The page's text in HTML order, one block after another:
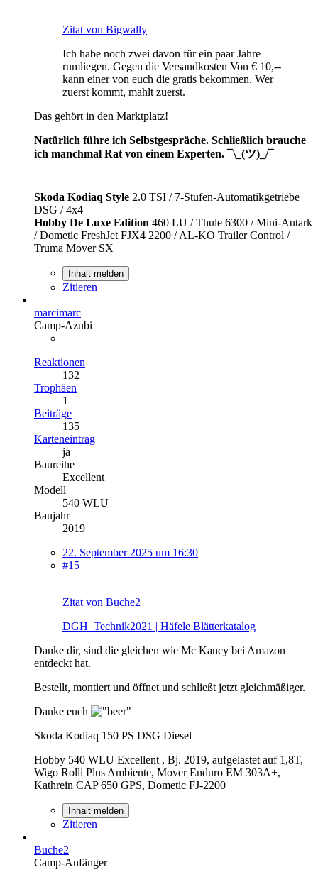
Zitat von Bigwally
Ich habe noch zwei davon für ein paar Jahre
rumliegen. Gegen die Versandkosten Von € 10,--
kann einer von euch die gratis bekommen. Wer
zuerst kommt, mahlt zuerst.
Das gehört in den Marktplatz!
Natürlich führe ich Selbstgespräche. Schließlich brauche
ich manchmal Rat von einem Experten. ¯\_(ツ)_/¯
Skoda Kodiaq Style 2.0 TSI / 7-Stufen-Automatikgetriebe
DSG / 4x4
Hobby De Luxe Edition 460 LU / Thule 6300 / Mini-Autark
/ Dometic FreshJet FJX4 2200 / AL-KO Trailer Control /
Truma Mover SX
Inhalt melden
Zitieren
marcimarc
Camp-Azubi
Reaktionen
132
Trophäen
1
Beiträge
135
Karteneintrag
ja
Baureihe
Excellent
Modell
540 WLU
Baujahr
2019
22. September 2025 um 16:30
#15
Zitat von Buche2
DGH_Technik2021 | Häfele Blätterkatalog
Danke dir, sind die gleichen wie Mc Kancy bei Amazon
entdeckt hat.
Bestellt, montiert und öffnet und schließt jetzt gleichmäßiger.
Danke euch
Skoda Kodiaq 150 PS DSG Diesel
Hobby 540 WLU Excellent , Bj. 2019, aufgelastet auf 1,8T,
Wigo Rolli Plus Ambiente, Mover Enduro EM 303A+,
Kathrein CAP 650 GPS, Dometic FJ-2200
Inhalt melden
Zitieren
Buche2
Camp-Anfänger